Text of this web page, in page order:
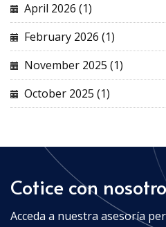
April 2026 (1)
February 2026 (1)
November 2025 (1)
October 2025 (1)
Cotice con
Acceda a nuestra asesoría